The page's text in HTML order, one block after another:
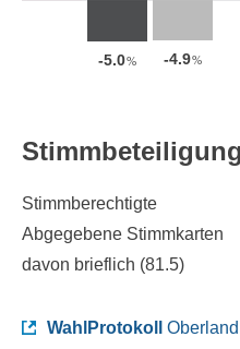
-5.0% -4.9%
Stimmbeteiligung
Stimmberechtigte
Abgegebene Stimmkarten
davon brieflich (81.5)
WahlProtokoll Oberland